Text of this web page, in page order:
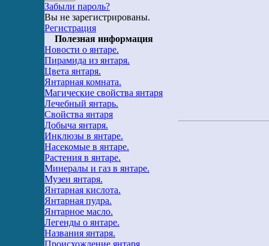
Забыли пароль?
Вы не зарегистрированы.
Регистрация
Полезная информация
Новости о янтаре.
Пирамида из янтаря.
Цвета янтаря.
Янтарная комната.
Магические свойства янтаря
Лечебный янтарь.
Свойства янтаря
Добыча янтаря.
Инклюзы в янтаре.
Насекомые в янтаре.
Растения в янтаре.
Минералы и газ в янтаре.
Музеи янтаря.
Янтарная кислота.
Янтарная пудра.
Янтарное масло.
Легенды о янтаре.
Названия янтаря.
Происхождение янтаря.